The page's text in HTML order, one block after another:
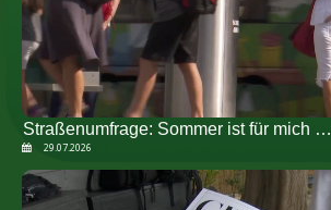
Straßenumfrage: Sommer ist für mich …
29.07.2026